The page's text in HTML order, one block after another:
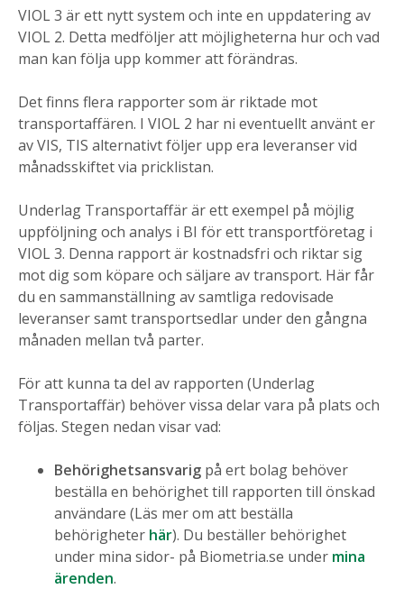
VIOL 3 är ett nytt system och inte en uppdatering av
VIOL 2. Detta medföljer att möjligheterna hur och vad
man kan följa upp kommer att förändras.
Det finns flera rapporter som är riktade mot
transportaffären. I VIOL 2 har ni eventuellt använt er
av VIS, TIS alternativt följer upp era leveranser vid
månadsskiftet via pricklistan.
Underlag Transportaffär är ett exempel på möjlig
uppföljning och analys i BI för ett transportföretag i
VIOL 3. Denna rapport är kostnadsfri och riktar sig
mot dig som köpare och säljare av transport. Här får
du en sammanställning av samtliga redovisade
leveranser samt transportsedlar under den gångna
månaden mellan två parter.
För att kunna ta del av rapporten (Underlag
Transportaffär) behöver vissa delar vara på plats och
följas. Stegen nedan visar vad:
Behörighetsansvarig på ert bolag behöver
beställa en behörighet till rapporten till önskad
användare (Läs mer om att beställa
behörigheter här). Du beställer behörighet
under mina sidor- på Biometria.se under mina
ärenden.